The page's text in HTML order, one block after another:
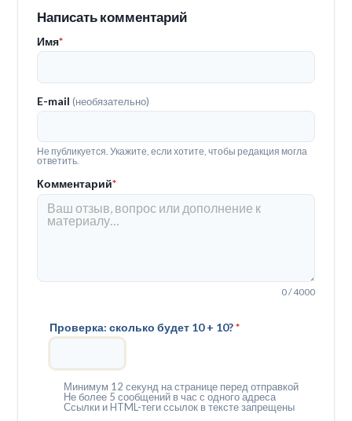
Написать комментарий
Имя*
E-mail(необязательно)
Не публикуется. Укажите, если хотите, чтобы редакция могла
ответить.
Комментарий*
0 / 4000
Проверка: сколько будет 10 + 10?*
Минимум 12 секунд на странице перед отправкой
Не более 5 сообщений в час с одного адреса
Ссылки и HTML-теги ссылок в тексте запрещены